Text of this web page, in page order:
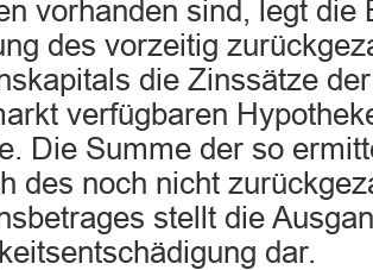
vorhanden sind, legt die
des vorzeitig
die Zinssätze
verfügbaren
Die Summe der so
des noch nicht
stellt die
dar.